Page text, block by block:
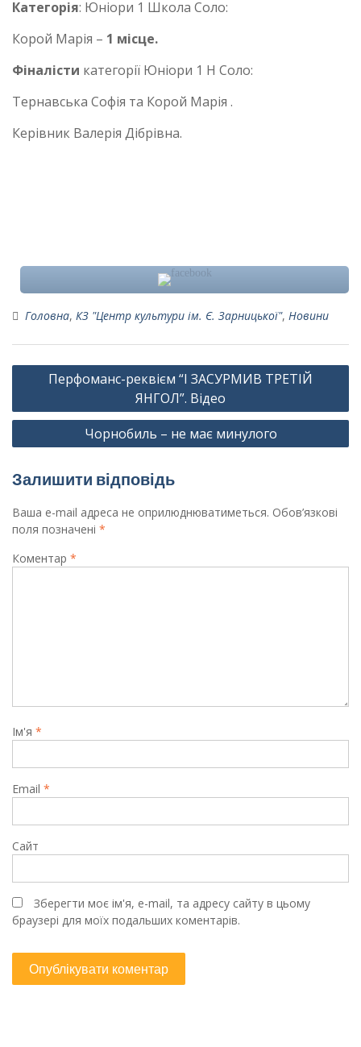
Категорія: Юніори 1 Школа Соло:
Корой Марія – 1 місце.
Фіналісти категорії Юніори 1 Н Соло:
Тернавська Софія та Корой Марія .
Керівник Валерія Дібрівна.
Головна, КЗ "Центр культури ім. Є. Зарницької", Новини
Навігація
Перфоманс-реквієм “І ЗАСУРМИВ ТРЕТІЙ
ЯНГОЛ”. Відео
Чорнобиль – не має минулого
Залишити відповідь
Ваша e-mail адреса не оприлюднюватиметься. Обов’язкові
поля позначені *
Коментар *
Ім'я *
Email *
Сайт
Зберегти моє ім'я, e-mail, та адресу сайту в цьому
браузері для моїх подальших коментарів.